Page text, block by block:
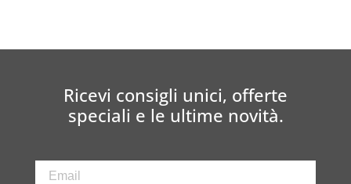
Ricevi consigli unici, offerte
speciali e le ultime novità.